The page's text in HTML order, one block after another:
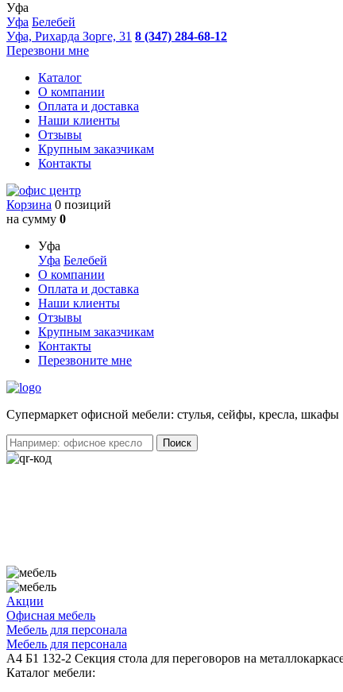
Уфа
Уфа Белебей
Уфа, Рихарда Зорге, 31 8 (347) 284-68-12
Перезвони мне
Каталог
О компании
Оплата и доставка
Наши клиенты
Отзывы
Крупным заказчикам
Контакты
Корзина 0 позиций
на сумму 0
Уфа
Уфа Белебей
О компании
Оплата и доставка
Наши клиенты
Отзывы
Крупным заказчикам
Контакты
Перезвоните мне
Cупермаркет офисной мебели: стулья, сейфы, кресла, шкафы
Акции
Офисная мебель
Мебель для персонала
Мебель для персонала
А4 Б1 132-2 Секция стола для переговоров на
Каталог мебели: